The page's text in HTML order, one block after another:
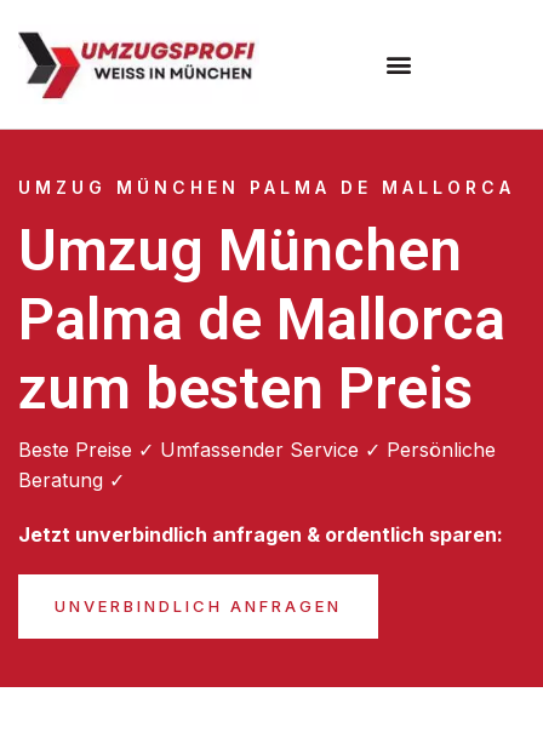
UMZUG MÜNCHEN PALMA DE MALLORCA
Umzug München
Palma de Mallorca
zum besten Preis
Beste Preise ✓ Umfassender Service ✓ Persönliche
Beratung ✓
Jetzt unverbindlich anfragen & ordentlich sparen:
UNVERBINDLICH ANFRAGEN